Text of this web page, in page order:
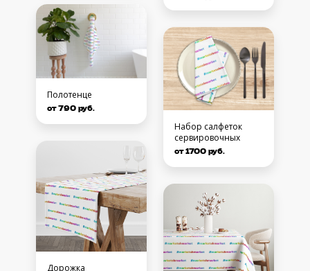
Полотенце
от 790 руб.
Дорожка
Набор салфеток
сервировочных
от 1700 руб.